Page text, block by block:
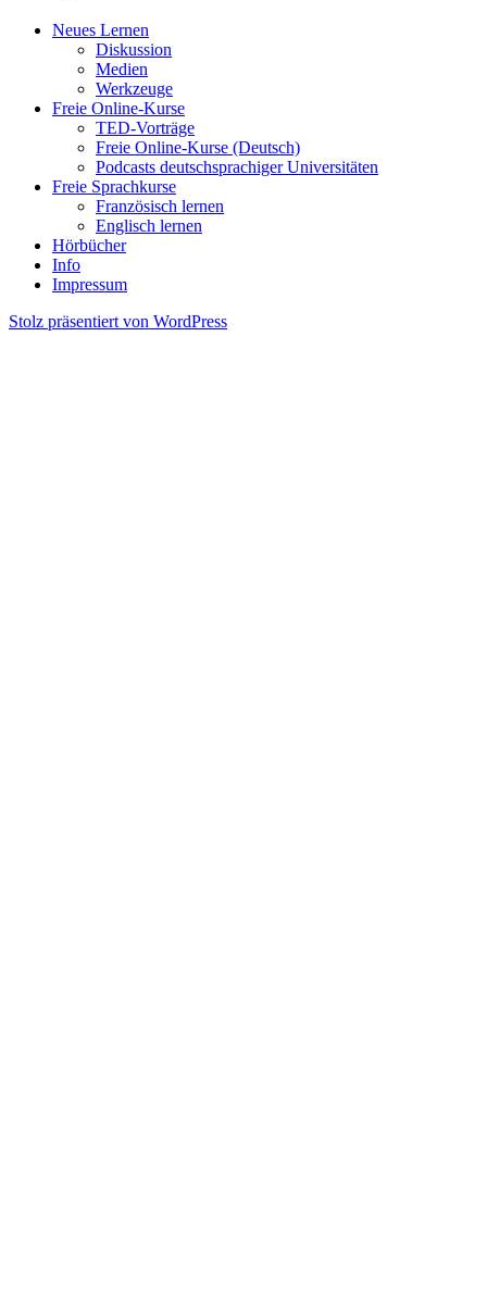
Neues Lernen
Diskussion
Medien
Werkzeuge
Freie Online-Kurse
TED-Vorträge
Freie Online-Kurse (Deutsch)
Podcasts deutschsprachiger Universitäten
Freie Sprachkurse
Französisch lernen
Englisch lernen
Hörbücher
Info
Impressum
Stolz präsentiert von WordPress